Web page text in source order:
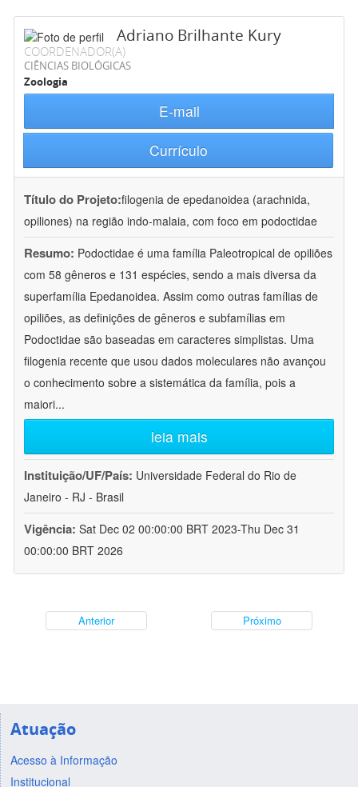
Adriano Brilhante Kury
COORDENADOR(A)
CIÊNCIAS BIOLÓGICAS
Zoologia
E-mail
Currículo
Título do Projeto:filogenia de epedanoidea (arachnida,
opiliones) na região indo-malaia, com foco em podoctidae
Resumo: Podoctidae é uma família Paleotropical de opiliões
com 58 gêneros e 131 espécies, sendo a mais diversa da
superfamília Epedanoidea. Assim como outras famílias de
opiliões, as definições de gêneros e subfamílias em
Podoctidae são baseadas em caracteres simplistas. Uma
filogenia recente que usou dados moleculares não avançou
o conhecimento sobre a sistemática da família, pois a
maiori...
leia mais
Instituição/UF/País: Universidade Federal do Rio de
Janeiro - RJ - Brasil
Vigência: Sat Dec 02 00:00:00 BRT 2023-Thu Dec 31
00:00:00 BRT 2026
Anterior Próximo
Atuação
Acesso à Informação
Institucional